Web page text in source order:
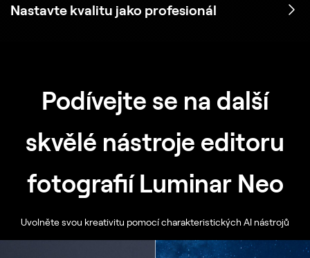
Nastavte kvalitu jako profesionál
Podívejte se na další
skvělé nástroje editoru
fotografií Luminar Neo
Uvolněte svou kreativitu pomocí charakteristických AI nástrojů